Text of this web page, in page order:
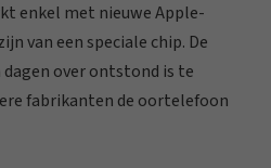
enkel met nieuwe Apple-
van een speciale chip. De
dagen over ontstond is te
fabrikanten de oortelefoon